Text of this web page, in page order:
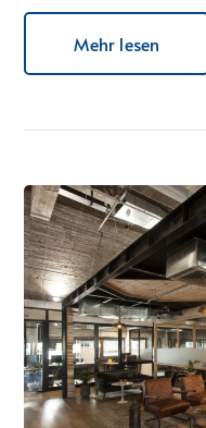
Mehr lesen